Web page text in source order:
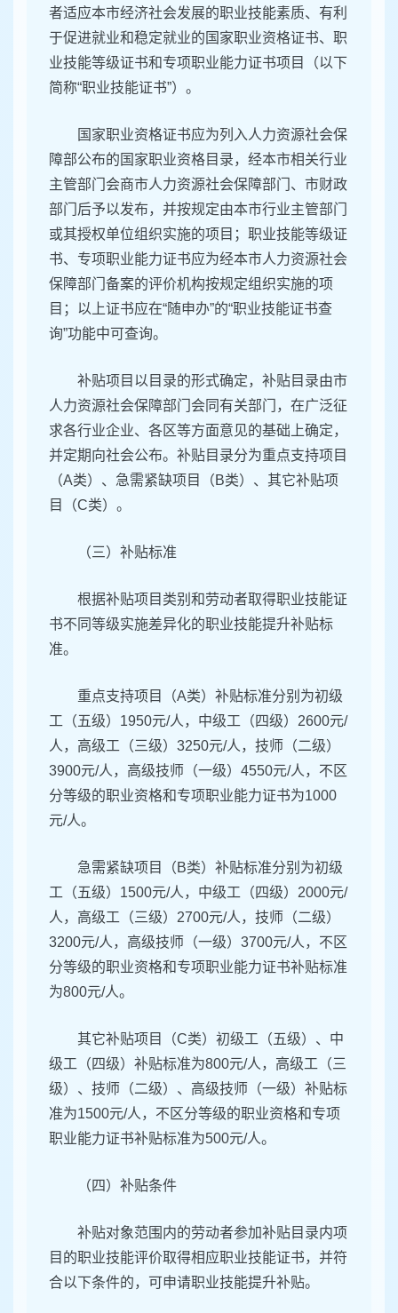
者适应本市经济社会发展的职业技能素质、有利
于促进就业和稳定就业的国家职业资格证书、职
业技能等级证书和专项职业能力证书项目（以下
简称“职业技能证书”）。
国家职业资格证书应为列入人力资源社会保
障部公布的国家职业资格目录，经本市相关行业
主管部门会商市人力资源社会保障部门、市财政
部门后予以发布，并按规定由本市行业主管部门
或其授权单位组织实施的项目；职业技能等级证
书、专项职业能力证书应为经本市人力资源社会
保障部门备案的评价机构按规定组织实施的项
目；以上证书应在“随申办”的“职业技能证书查
询”功能中可查询。
补贴项目以目录的形式确定，补贴目录由市
人力资源社会保障部门会同有关部门，在广泛征
求各行业企业、各区等方面意见的基础上确定，
并定期向社会公布。补贴目录分为重点支持项目
（A类）、急需紧缺项目（B类）、其它补贴项
目（C类）。
（三）补贴标准
根据补贴项目类别和劳动者取得职业技能证
书不同等级实施差异化的职业技能提升补贴标
准。
重点支持项目（A类）补贴标准分别为初级
工（五级）1950元/人，中级工（四级）2600元/
人，高级工（三级）3250元/人，技师（二级）
3900元/人，高级技师（一级）4550元/人，不区
分等级的职业资格和专项职业能力证书为1000
元/人。
急需紧缺项目（B类）补贴标准分别为初级
工（五级）1500元/人，中级工（四级）2000元/
人，高级工（三级）2700元/人，技师（二级）
3200元/人，高级技师（一级）3700元/人，不区
分等级的职业资格和专项职业能力证书补贴标准
为800元/人。
其它补贴项目（C类）初级工（五级）、中
级工（四级）补贴标准为800元/人，高级工（三
级）、技师（二级）、高级技师（一级）补贴标
准为1500元/人，不区分等级的职业资格和专项
职业能力证书补贴标准为500元/人。
（四）补贴条件
补贴对象范围内的劳动者参加补贴目录内项
目的职业技能评价取得相应职业技能证书，并符
合以下条件的，可申请职业技能提升补贴。